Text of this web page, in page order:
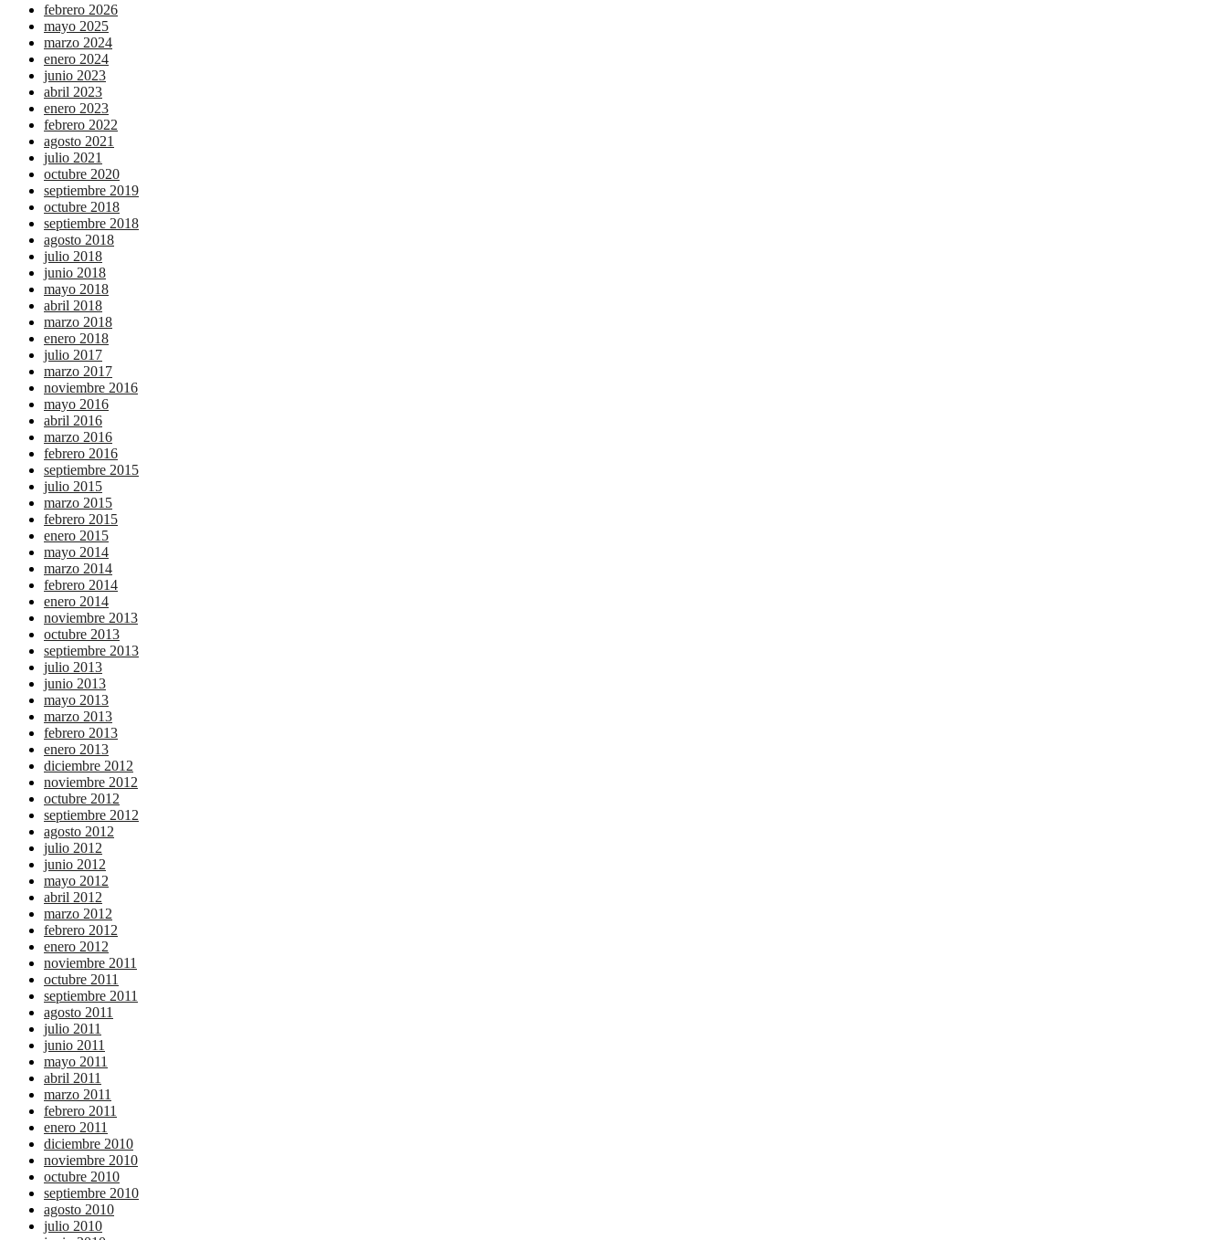
febrero 2026
mayo 2025
marzo 2024
enero 2024
junio 2023
abril 2023
enero 2023
febrero 2022
agosto 2021
julio 2021
octubre 2020
septiembre 2019
octubre 2018
septiembre 2018
agosto 2018
julio 2018
junio 2018
mayo 2018
abril 2018
marzo 2018
enero 2018
julio 2017
marzo 2017
noviembre 2016
mayo 2016
abril 2016
marzo 2016
febrero 2016
septiembre 2015
julio 2015
marzo 2015
febrero 2015
enero 2015
mayo 2014
marzo 2014
febrero 2014
enero 2014
noviembre 2013
octubre 2013
septiembre 2013
julio 2013
junio 2013
mayo 2013
marzo 2013
febrero 2013
enero 2013
diciembre 2012
noviembre 2012
octubre 2012
septiembre 2012
agosto 2012
julio 2012
junio 2012
mayo 2012
abril 2012
marzo 2012
febrero 2012
enero 2012
noviembre 2011
octubre 2011
septiembre 2011
agosto 2011
julio 2011
junio 2011
mayo 2011
abril 2011
marzo 2011
febrero 2011
enero 2011
diciembre 2010
noviembre 2010
octubre 2010
septiembre 2010
agosto 2010
julio 2010